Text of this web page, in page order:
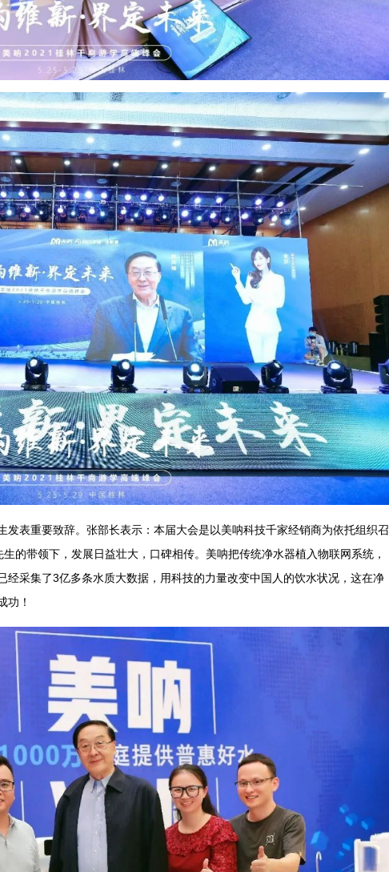
重要致辞。张部长表示：本届大会是以美呐科技千家经销商为依托组织召
的带领下，发展日益壮大，口碑相传。美呐把传统净水器植入物联网系统，
经采集了3亿多条水质大数据，用科技的力量改变中国人的饮水状况，这在净
功！